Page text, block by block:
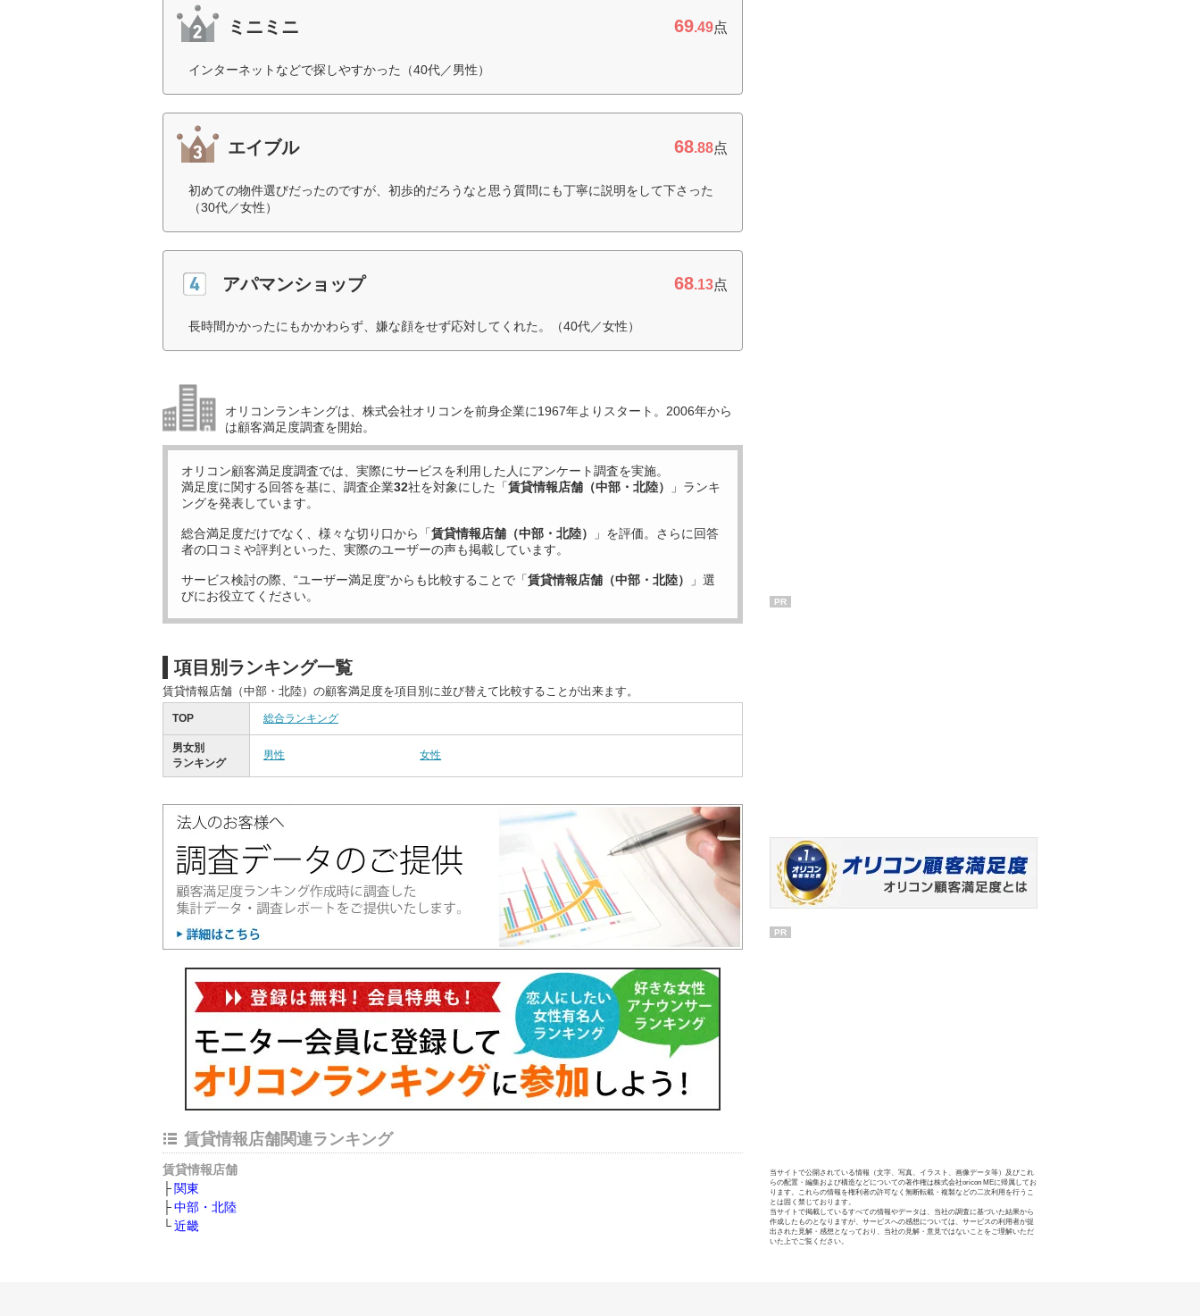
ミニミニ 69.49点
インターネットなどで探しやすかった（40代／男性）
エイブル 68.88点
初めての物件選びだったのですが、初歩的だろうなと思う質問にも丁寧に説明をして下さった
（30代／女性）
アパマンショップ 68.13点
長時間かかったにもかかわらず、嫌な顔をせず応対してくれた。（40代／女性）
オリコンランキングは、株式会社オリコンを前身企業に1967年よりスタート。2006年から
は顧客満足度調査を開始。
オリコン顧客満足度調査では、実際にサービスを利用した 人にアンケート調査を実施。
満足度に関する回答を基に、調査企業32社を対象にした「賃貸情報店舗（中部・北陸）
」ランキ
ングを発表しています。
総合満足度だけでなく、様々な切り口から「賃貸情報店舗（中部・北陸）
」を評価。さらに回答
者の口コミや評判といった、実際のユーザーの声も掲載しています。
サービス検討の際、“ユーザー満足度”からも比較することで「賃貸情報店舗（中部・北陸）
」選
びにお役立てください。
項目別ランキング一覧
賃貸情報店舗（中部・北陸）の顧客満足度を項目別に並び替えて比較することが出来ます。
TOP 総合ランキング
男女別
ランキング
男性 女性
賃貸情報店舗関連ランキング
賃貸情報店舗
関東
中部・北陸
近畿
PR
PR
当サイトで公開されている情報（文字、写真、イラスト、画像データ等）及びこれ
らの配置・編集および構造などについての著作権は株式会社oricon MEに帰属してお
ります。これらの情報を権利者の許可なく無断転載・複製などの二次利用を行うこ
とは固く禁じております。
当サイトで掲載しているすべての情報やデータは、当社の調査に基づいた結果から
作成したものとなりますが、サービスへの感想については、サービスの利用者が提
出された見解・感想となっており、当社の見解・意見ではないことをご理解いただ
いた上でご覧ください。